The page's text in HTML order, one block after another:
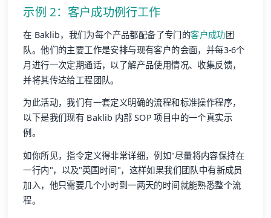
示例 2： 客户成功例行工作
在 Baklib，我们为每个产品都配备了专门的客户成功团
队。他们的主要工作是安排与现有客户的会面，并每3-6个
月进行一次定期通话，以了解产品使用情况、收集反馈，
并将其传达给工程团队。
为此活动，我们有一套定义明确的流程和标准操作程序，
以下是我们现有 Baklib 内部 SOP 项目中的一个真实示
例。
如你所见，指令定义得非常详细，例如"尽量将内容保持在
一行内"，以及"英国时间"，这样如果我们团队中有新成员
加入，他只需要几个小时到一两天的时间就能熟悉整个流
程。